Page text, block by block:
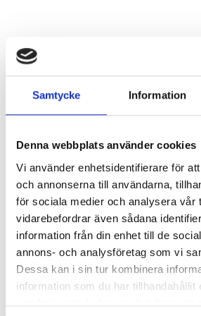
Samtycke Information
Denna webbplats använder cookies
Vi använder enhetsidentifierare för
och annonserna till användarna,
för sociala medier och analysera vår
vidarebefordrar även sådana
information från din enhet till de
annons- och analysföretag som vi
Dessa kan i sin tur kombinera
information som du har tillhandahållit
Glastyp:
(BxH) anges i decimeter
bredden/höjden på "hålet" där
placeras.
Karmytterbreddenpå en Nordan
ärmodulbredden- (minus) 10 mm.
Karmytterhöjden på en Nordan Bor
modulhöjden- (minus)12 mm.